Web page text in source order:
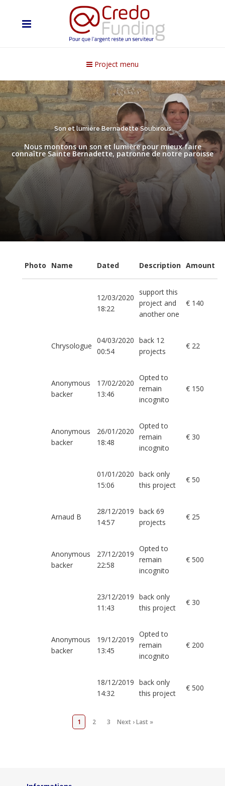
Project menu
Son et lumière Bernadette Soubirous
Nous montons un son et lumière pour mieux faire
connaître Sainte Bernadette, patronne de notre paroisse
Photo Name Dated Description Amount
12/03/2020
18:22
support this
project and
another one
€ 140
Chrysologue
04/03/2020
00:54
back 12
projects
€ 22
Anonymous
backer
17/02/2020
13:46
Opted to
remain
incognito
€ 150
Anonymous
backer
26/01/2020
18:48
Opted to
remain
incognito
€ 30
01/01/2020
15:06
back only
this project
€ 50
Arnaud B
28/12/2019
14:57
back 69
projects
€ 25
Anonymous
backer
27/12/2019
22:58
Opted to
remain
incognito
€ 500
23/12/2019
11:43
back only
this project
€ 30
Anonymous
backer
19/12/2019
13:45
Opted to
remain
incognito
€ 200
18/12/2019
14:32
back only
this project
€ 500
1 2 3 Next › Last »